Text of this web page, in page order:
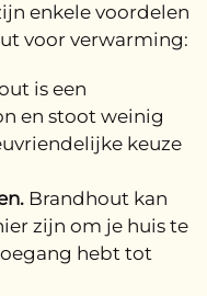
enkele voordelen
voor verwarming:
is een
en stoot weinig
keuze
Brandhout kan
zijn om je huis te
hebt tot